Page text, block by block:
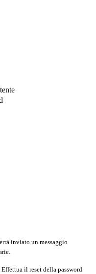
inviato un messaggio
il reset della password